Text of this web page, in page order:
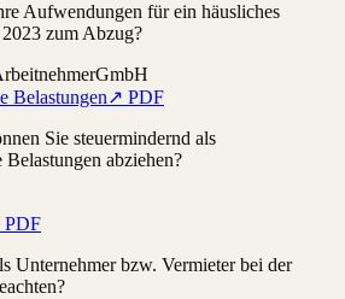
Aufwendungen für ein häusliches
zum Abzug?
GmbH
Belastungen↗ PDF
Sie steuermindernd als
abziehen?
Unternehmer bzw. Vermieter bei der